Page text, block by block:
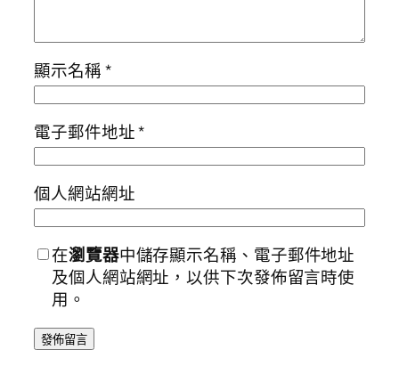
顯示名稱*
電子郵件地址*
個人網站網址
在瀏覽器中儲存顯示名稱、電子郵件地址
及個人網站網址，以供下次發佈留言時使
用。